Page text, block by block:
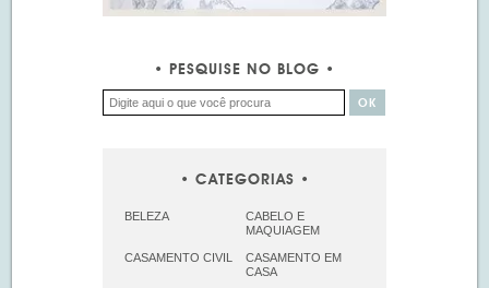
PESQUISE NO BLOG
CATEGORIAS
BELEZA
CABELO E
MAQUIAGEM
CASAMENTO CIVIL
CASAMENTO EM
CASA